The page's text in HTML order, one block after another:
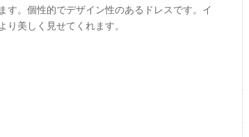
す。個性的でデザイン性のあるドレスです。イ
り美しく見せてくれます。